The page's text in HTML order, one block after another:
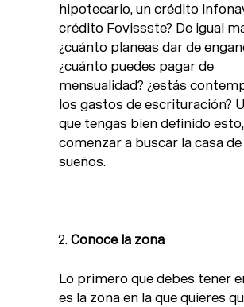
hipotecario, un crédito
crédito Fovissste? De igual
¿cuánto planeas dar de
¿cuánto puedes pagar de
mensualidad? ¿estás
los gastos de escrituración?
que tengas bien definido
comenzar a buscar la casa
sueños.
Conoce la zona
Lo primero que debes tener
es la zona en la que quieres